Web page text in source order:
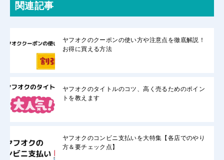
関連記事
ヤフオクのクーポンの使い方や注意点を徹底解説！
お得に買える方法
ヤフオクのタイトルのコツ、高く売るためのポイン
トを教えます
ヤフオクのコンビニ支払いを大特集【各店でのやり
方＆要チェック点】